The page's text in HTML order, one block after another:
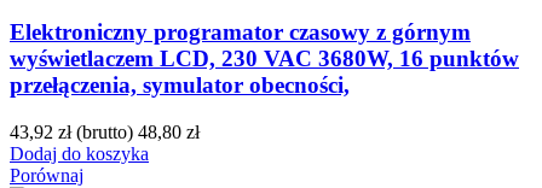
Elektroniczny programator czasowy z górnym
wyświetlaczem LCD, 230 VAC 3680W, 16 punktów
przełączenia, symulator obecności,
43,92 zł (brutto) 48,80 zł
Dodaj do koszyka
Porównaj